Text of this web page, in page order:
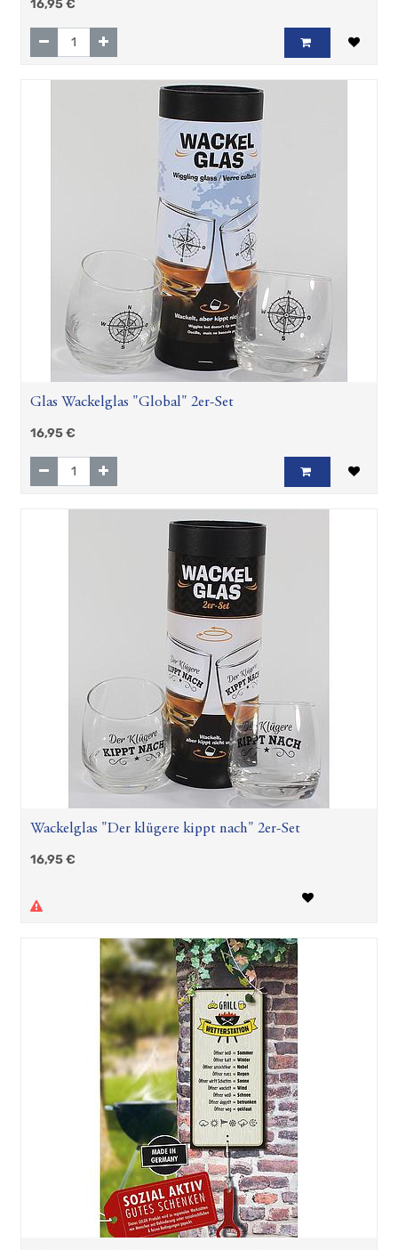
16,95€
Glas Wackelglas "Global" 2er-Set
16,95€
Wackelglas "Der klügere kippt nach" 2er-Set
16,95€